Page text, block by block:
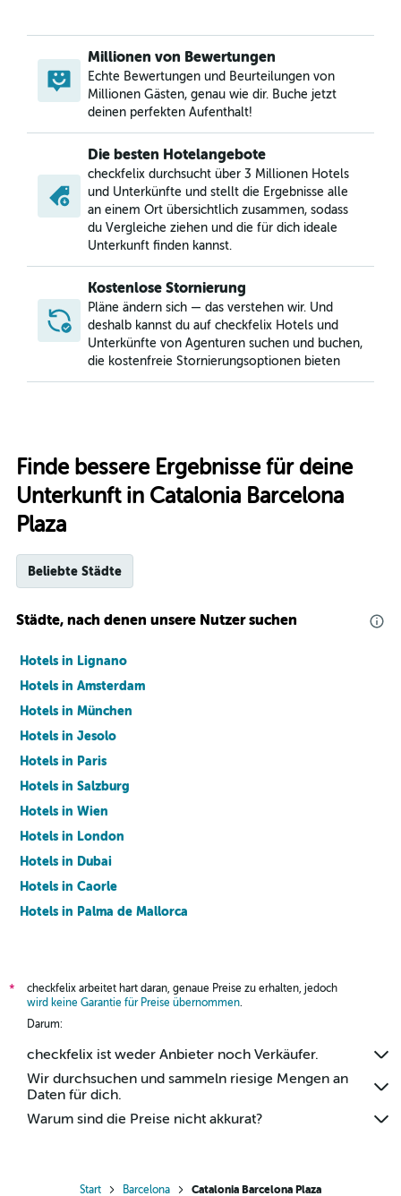
Millionen von Bewertungen
Echte Bewertungen und Beurteilungen von
Millionen Gästen, genau wie dir. Buche jetzt
deinen perfekten Aufenthalt!
Die besten Hotelangebote
checkfelix durchsucht über 3 Millionen Hotels
und Unterkünfte und stellt die Ergebnisse alle
an einem Ort übersichtlich zusammen, sodass
du Vergleiche ziehen und die für dich ideale
Unterkunft finden kannst.
Kostenlose Stornierung
Pläne ändern sich — das verstehen wir. Und
deshalb kannst du auf checkfelix Hotels und
Unterkünfte von Agenturen suchen und buchen,
die kostenfreie Stornierungsoptionen bieten
Finde bessere Ergebnisse für deine
Unterkunft in Catalonia Barcelona
Plaza
Beliebte Städte
Städte, nach denen unsere Nutzer suchen
Hotels in Lignano
Hotels in Amsterdam
Hotels in München
Hotels in Jesolo
Hotels in Paris
Hotels in Salzburg
Hotels in Wien
Hotels in London
Hotels in Dubai
Hotels in Caorle
Hotels in Palma de Mallorca
*
checkfelix arbeitet hart daran, genaue Preise zu erhalten, jedoch
wird keine Garantie für Preise übernommen.
Darum:
checkfelix ist weder Anbieter noch Verkäufer.
Wir durchsuchen und sammeln riesige Mengen an
Daten für dich.
Warum sind die Preise nicht akkurat?
Start Barcelona Catalonia Barcelona Plaza